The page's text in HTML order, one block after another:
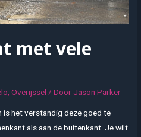
met vele
,Overijssel / Door Jason Parker
is het verstandig deze goed te
als aan de buitenkant. Je wilt